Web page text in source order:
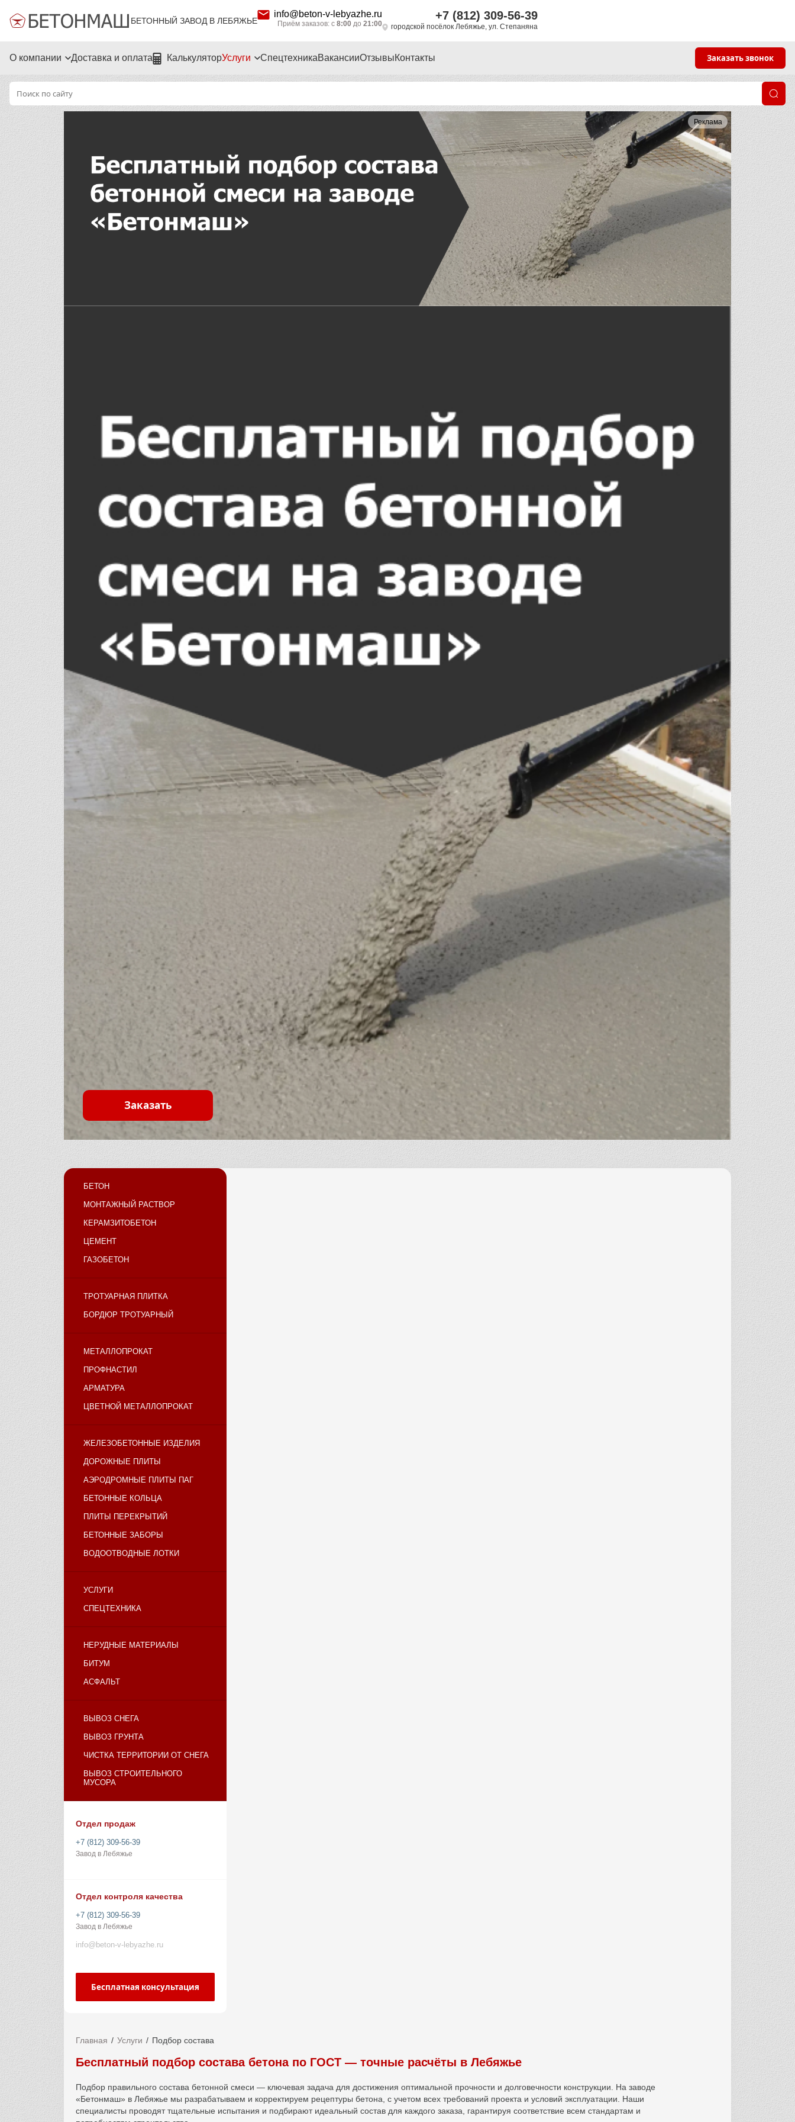
БЕТОННЫЙ ЗАВОД В ЛЕБЯЖЬЕ
info@beton-v-lebyazhe.ru
Приём заказов: с 8:00 до 21:00
+7 (812) 309-56-39
городской посёлок Лебяжье, ул. Степаняна
О компании Доставка и оплата КалькуляторУслуги СпецтехникаВакансииОтзывыКонтакты Заказать звонок
Реклама
Заказать
БЕТОН
МОНТАЖНЫЙ РАСТВОР
КЕРАМЗИТОБЕТОН
ЦЕМЕНТ
ГАЗОБЕТОН
ТРОТУАРНАЯ ПЛИТКА
БОРДЮР ТРОТУАРНЫЙ
МЕТАЛЛОПРОКАТ
ПРОФНАСТИЛ
АРМАТУРА
ЦВЕТНОЙ МЕТАЛЛОПРОКАТ
ЖЕЛЕЗОБЕТОННЫЕ ИЗДЕЛИЯ
ДОРОЖНЫЕ ПЛИТЫ
АЭРОДРОМНЫЕ ПЛИТЫ ПАГ
БЕТОННЫЕ КОЛЬЦА
ПЛИТЫ ПЕРЕКРЫТИЙ
БЕТОННЫЕ ЗАБОРЫ
ВОДООТВОДНЫЕ ЛОТКИ
УСЛУГИ
СПЕЦТЕХНИКА
НЕРУДНЫЕ МАТЕРИАЛЫ
БИТУМ
АСФАЛЬТ
ВЫВОЗ СНЕГА
ВЫВОЗ ГРУНТА
ЧИСТКА ТЕРРИТОРИИ ОТ СНЕГА
ВЫВОЗ СТРОИТЕЛЬНОГО
МУСОРА
Отдел продаж
+7 (812) 309-56-39
Завод в Лебяжье
Отдел контроля качества
+7 (812) 309-56-39
Завод в Лебяжье
info@beton-v-lebyazhe.ru
Бесплатная консультация
Главная Услуги Подбор состава
Бесплатный подбор состава бетона по ГОСТ — точные расчёты в Лебяжье
Подбор правильного состава бетонной смеси — ключевая задача для достижения оптимальной прочности и долговечности конструкции. На заводе
«Бетонмаш» в Лебяжье мы разрабатываем и корректируем рецептуры бетона, с учетом всех требований проекта и условий эксплуатации. Наши
специалисты проводят тщательные испытания и подбирают идеальный состав для каждого заказа, гарантируя соответствие всем стандартам и